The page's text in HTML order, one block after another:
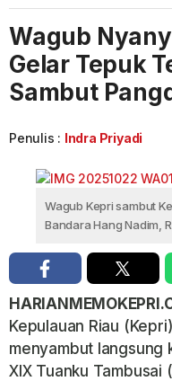
Wagub
Gelar Tepuk
Sambut
Penulis : Indra Priyadi
Wagub Kepri sambut
Bandara Hang Nadim,
Kepulauan Riau
menyambut langsung
XIX Tuanku